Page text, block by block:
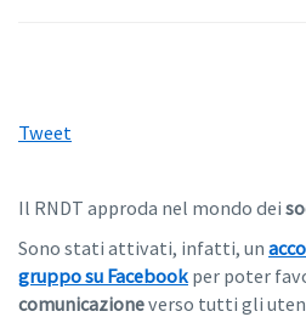
Tweet
Il RNDT approda nel mondo dei
Sono stati attivati, infatti, un
gruppo su Facebook per poter
comunicazioneverso tutti gli